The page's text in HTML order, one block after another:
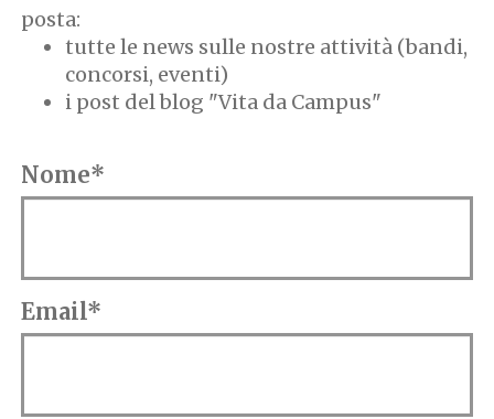
posta:
tutte le news sulle nostre attività (bandi,
concorsi, eventi)
i post del blog "Vita da Campus"
Nome*
Email*